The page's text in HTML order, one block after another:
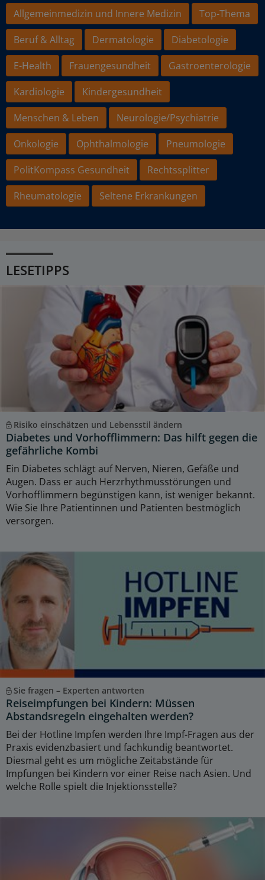
Allgemeinmedizin und Innere Medizin
Top-Thema
Beruf & Alltag
Dermatologie
Diabetologie
E-Health
Frauengesundheit
Gastroenterologie
Kardiologie
Kindergesundheit
Menschen & Leben
Neurologie/Psychiatrie
Onkologie
Ophthalmologie
Pneumologie
PolitKompass Gesundheit
Rechtssplitter
Rheumatologie
Seltene Erkrankungen
LESETIPPS
Risiko einschätzen und Lebensstil ändern
Diabetes und Vorhofflimmern: Das hilft gegen die
gefährliche Kombi
Ein Diabetes schlägt auf Nerven, Nieren, Gefäße und
Augen. Dass er auch Herzrhythmusstörungen und
Vorhofflimmern begünstigen kann, ist weniger bekannt.
Wie Sie Ihre Patientinnen und Patienten bestmöglich
versorgen.
Sie fragen – Experten antworten
Reiseimpfungen bei Kindern: Müssen
Abstandsregeln eingehalten werden?
Bei der Hotline Impfen werden Ihre Impf-Fragen aus der
Praxis evidenzbasiert und fachkundig beantwortet.
Diesmal geht es um mögliche Zeitabstände für
Impfungen bei Kindern vor einer Reise nach Asien. Und
welche Rolle spielt die Injektionsstelle?